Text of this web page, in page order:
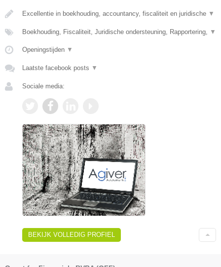
Excellentie in boekhouding, accountancy, fiscaliteit en juridische ▼
Boekhouding, Fiscaliteit, Juridische ondersteuning, Rapportering, ▼
Openingstijden ▼
Laatste facebook posts ▼
Sociale media:
BEKIJK VOLLEDIG PROFIEL